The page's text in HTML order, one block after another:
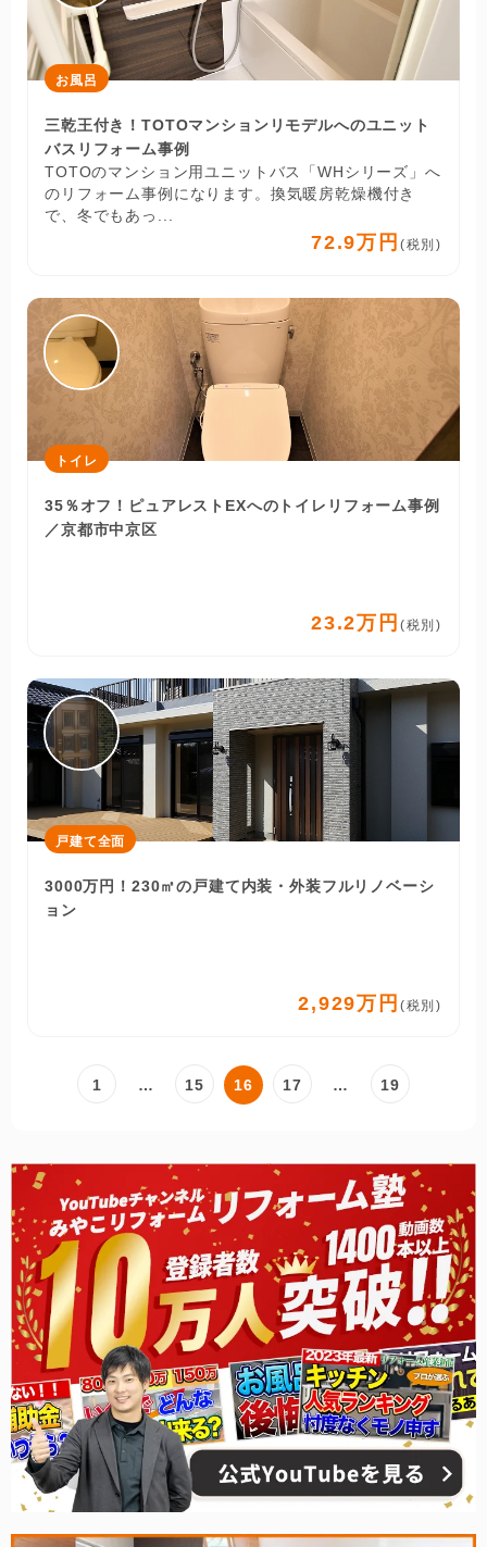
お風呂
三乾王付き！TOTOマンションリモデルへのユニット
バスリフォーム事例
TOTOのマンション用ユニットバス「WHシリーズ」へ
のリフォーム事例になります。換気暖房乾燥機付き
で、冬でもあっ...
72.9万円 (税別)
トイレ
35％オフ！ピュアレストEXへのトイレリフォーム事例
／京都市中京区
23.2万円 (税別)
戸建て全面
3000万円！230㎡の戸建て内装・外装フルリノベーシ
ョン
2,929万円 (税別)
1 … 15 16 17 … 19